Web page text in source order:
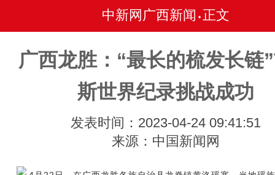
中新网广西新闻 • 正文
广西龙胜：“最长的梳发长链
斯世界纪录挑战成功
发表时间：2023-04-24 09:41:51
来源：中国新闻网